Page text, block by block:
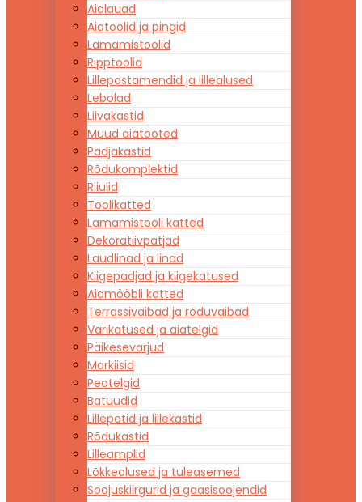
Aialauad
Aiatoolid ja pingid
Lamamistoolid
Ripptoolid
Lillepostamendid ja lillealused
Lebolad
Liivakastid
Muud aiatooted
Padjakastid
Rõdukomplektid
Riiulid
Toolikatted
Lamamistooli katted
Dekoratiivpatjad
Laudlinad ja linad
Kiigepadjad ja kiigekatused
Aiamööbli katted
Terrassivaibad ja rõduvaibad
Varikatused ja aiatelgid
Päikesevarjud
Markiisid
Peotelgid
Batuudid
Lillepotid ja lillekastid
Rõdukastid
Lilleamplid
Lõkkealused ja tuleasemed
Soojuskiirgurid ja gaasisoojendid